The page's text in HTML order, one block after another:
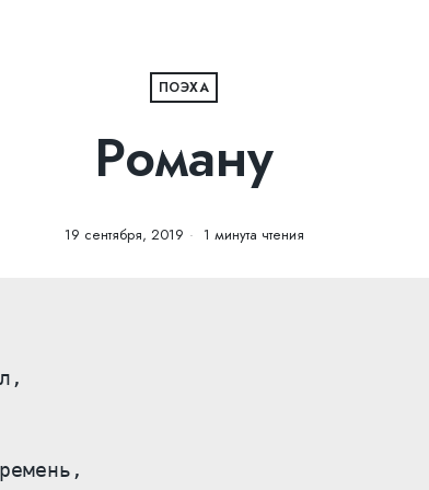
ПОЭХА
Роману
19 сентября, 2019 1 минута чтения